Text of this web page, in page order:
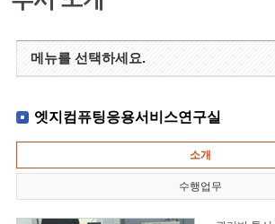
메뉴를 선택하세요.
엣지컴퓨팅응용서비스연구실
소개
수행업무